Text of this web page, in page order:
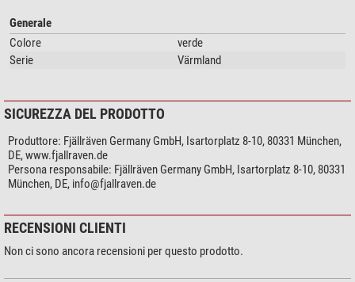
Generale
Colore
verde
Serie
Värmland
SICUREZZA DEL PRODOTTO
Produttore: Fjällräven Germany GmbH, Isartorplatz 8-10, 80331 München,
DE, www.fjallraven.de
Persona responsabile: Fjällräven Germany GmbH, Isartorplatz 8-10, 80331
München, DE, info@fjallraven.de
RECENSIONI CLIENTI
Non ci sono ancora recensioni per questo prodotto.